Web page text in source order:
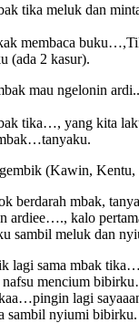
tika meluk dan
membaca
(ada 2 kasur).
mau ngelonin
tika…, yang kita
(Kawin, Kentu,
berdarah mbak,
ardiee…., kalo
sambil meluk dan
lagi sama mbak
nafsu mencium
lagi
sambil nyiumi bibirku.